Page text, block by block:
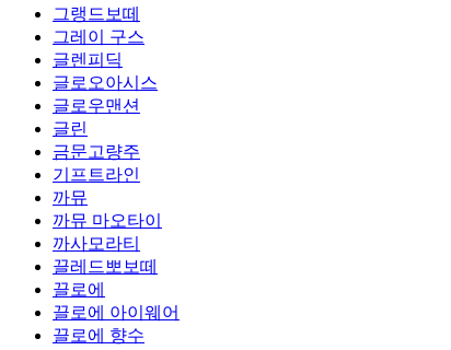
그랭드보떼
그레이 구스
글렌피딕
글로오아시스
글로우맨션
글린
금문고량주
기프트라인
까뮤
까뮤 마오타이
까사모라티
끌레드뽀보떼
끌로에
끌로에 아이웨어
끌로에 향수